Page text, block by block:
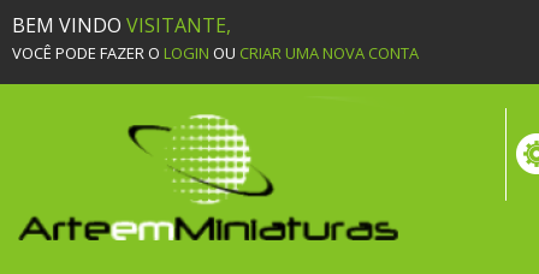
BEM VINDO VISITANTE,
VOCÊ PODE FAZER O LOGIN OU CRIAR UMA NOVA CONTA